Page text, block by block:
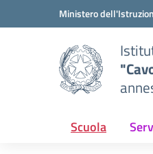
Vai ai contenuti
Vai al menu di navigazione
Ministero
Scuola